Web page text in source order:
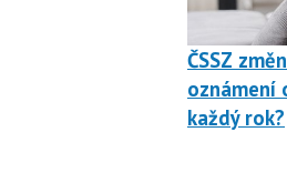
ČSSZ
oznámení
každý rok?